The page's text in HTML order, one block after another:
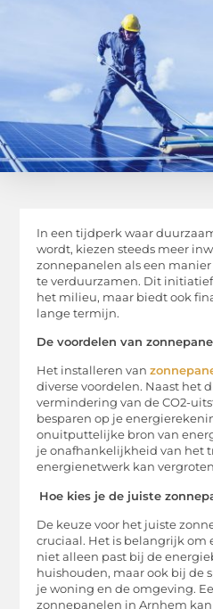
In een tijdperk waar
wordt, kiezen steeds meer
zonnepanelen als een
te verduurzamen. Dit
het milieu, maar biedt ook
lange termijn.
De voordelen van
Het installeren van
diverse voordelen. Naast het
vermindering van de CO2-
besparen op je
onuitputtelijke bron van
je onafhankelijkheid van het
energienetwerk kan
Hoe kies je de juiste
De keuze voor het juiste
cruciaal. Het is belangrijk om
niet alleen past bij de
huishouden, maar ook bij de
je woning en de omgeving.
zonnepanelen in Arnhem kan